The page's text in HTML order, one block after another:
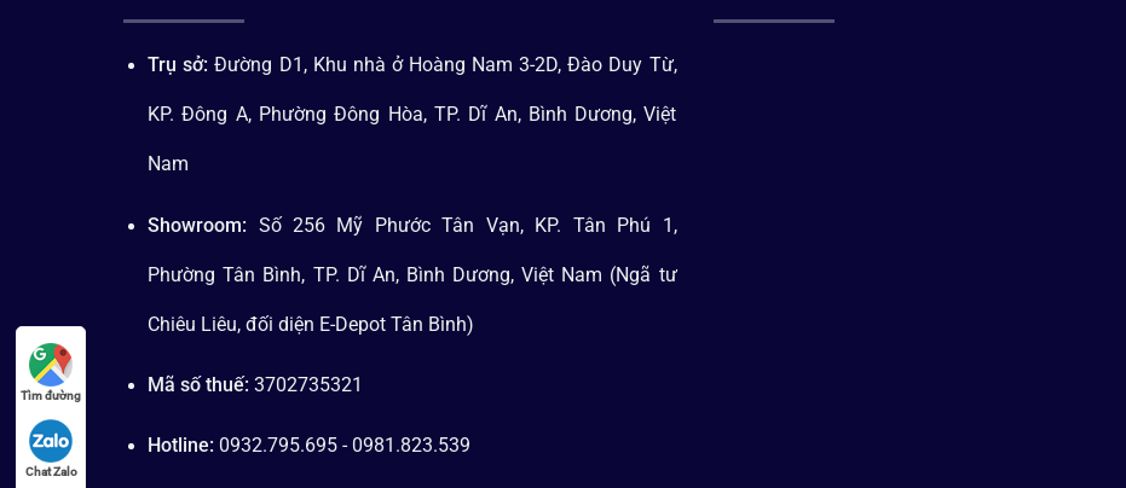
Trụ sở: Đường D1, Khu nhà ở Hoàng Nam 3-2D, Đào Duy Từ,
KP. Đông A, Phường Đông Hòa, TP. Dĩ An, Bình Dương, Việt
Nam
Showroom: Số 256 Mỹ Phước Tân Vạn, KP. Tân Phú 1,
Phường Tân Bình, TP. Dĩ An, Bình Dương, Việt Nam (Ngã tư
Chiêu Liêu, đối diện E-Depot Tân Bình)
Mã số thuế:3702735321
Hotline: 0932.795.695 - 0981.823.539
Tìm đường
Chat Zalo